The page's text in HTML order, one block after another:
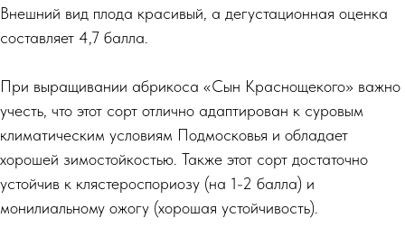
Внешний вид плода красивый, а дегустационная оценка
составляет 4,7 балла.
При выращивании абрикоса «Сын Краснощекого» важно
учесть, что этот сорт отлично адаптирован к суровым
климатическим условиям Подмосковья и обладает
хорошей зимостойкостью. Также этот сорт достаточно
устойчив к клястероспориозу (на 1-2 балла) и
монилиальному ожогу (хорошая устойчивость).